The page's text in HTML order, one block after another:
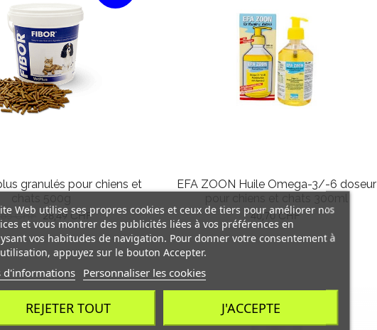
granulés pour chiens et
CHF Prix
28,49 CHF
EFA ZOON Huile Omega-3/-6 doseur
Prix
40,70 CHF
Web utilise ses propres cookies et ceux de tiers pour améliorer nos
et vous montrer des publicités liées à vos préférences en
vos habitudes de navigation. Pour donner votre consentement à
appuyez sur le bouton Accepter.
d'informations Personnaliser les cookies
REJETER TOUT J'ACCEPTE